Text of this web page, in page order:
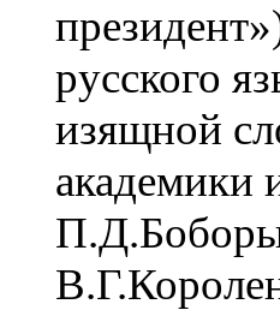
русского
изящной
академики